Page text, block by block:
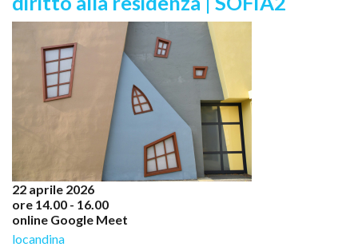
22 aprile 2026
ore 14.00 - 16.00
online Google Meet
locandina